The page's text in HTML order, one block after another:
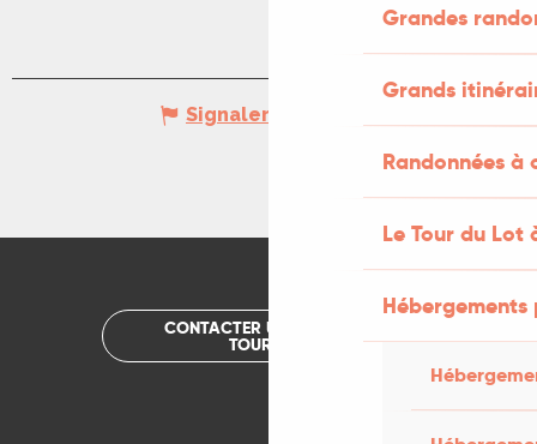
Grandes
Grands
Randonnées
Le Tour du Lot
Signaler une erreur
CONTACTER UN OFFICE DE
TOURISME